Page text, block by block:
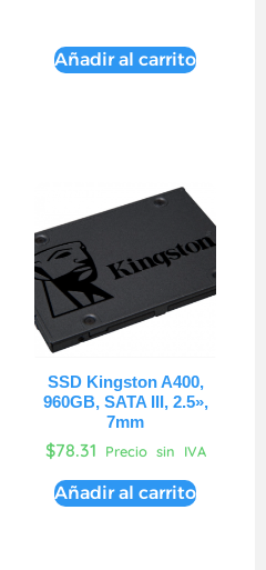
Añadir al carrito
SSD Kingston A400,
960GB, SATA III, 2.5»,
7mm
$78.31 Precio sin IVA
Añadir al carrito